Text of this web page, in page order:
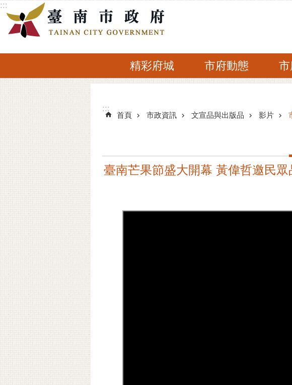
跳到主要內容區塊
:::
精彩府城 市府動態
:::
:::
首頁 市政資訊 文宣品與出版品 影片
臺南芒果節盛大開幕 黃偉哲邀民